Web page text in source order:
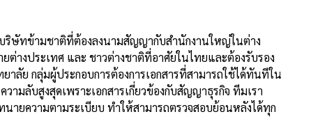
บริษัทข้ามชาติที่ต้องลงนามสัญญากับสำนักงานใหญ่ในต่าง
างประเทศ และ ชาวต่างชาติที่อาศัยในไทยและต้องรับรอง
าลัย กลุ่มผู้ประกอบการต้องการเอกสารที่สามารถใช้ได้ทันทีใน
ามลับสูงสุดเพราะเอกสารเกี่ยวข้องกับสัญญาธุรกิจ ทีมเรา
ายความตามระเบียบ ทำให้สามารถตรวจสอบย้อนหลังได้ทุก